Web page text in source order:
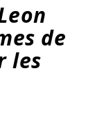
de
les